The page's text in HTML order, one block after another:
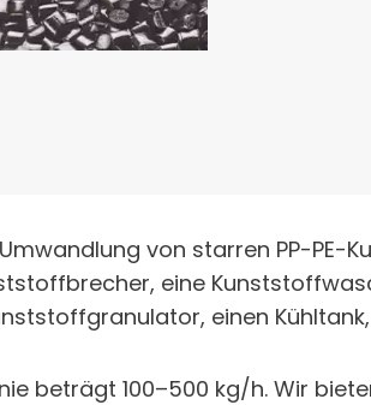
von starren PP-
eine
einen
beträgt 100–500 kg/h. Wir